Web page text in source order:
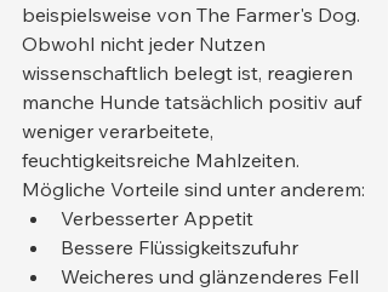
beispielsweise von The Farmer's Dog.
Obwohl nicht jeder Nutzen
wissenschaftlich belegt ist, reagieren
manche Hunde tatsächlich positiv auf
weniger verarbeitete,
feuchtigkeitsreiche Mahlzeiten.
Mögliche Vorteile sind unter anderem:
Verbesserter Appetit
Bessere Flüssigkeitszufuhr
Weicheres und glänzenderes Fell